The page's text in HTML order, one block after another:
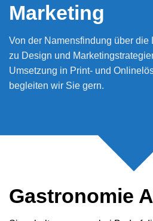
Marketing
Von der Namensfindung über
zu Design und
Umsetzung in Print- und
begleiten wir Sie gern.
Gastronomie